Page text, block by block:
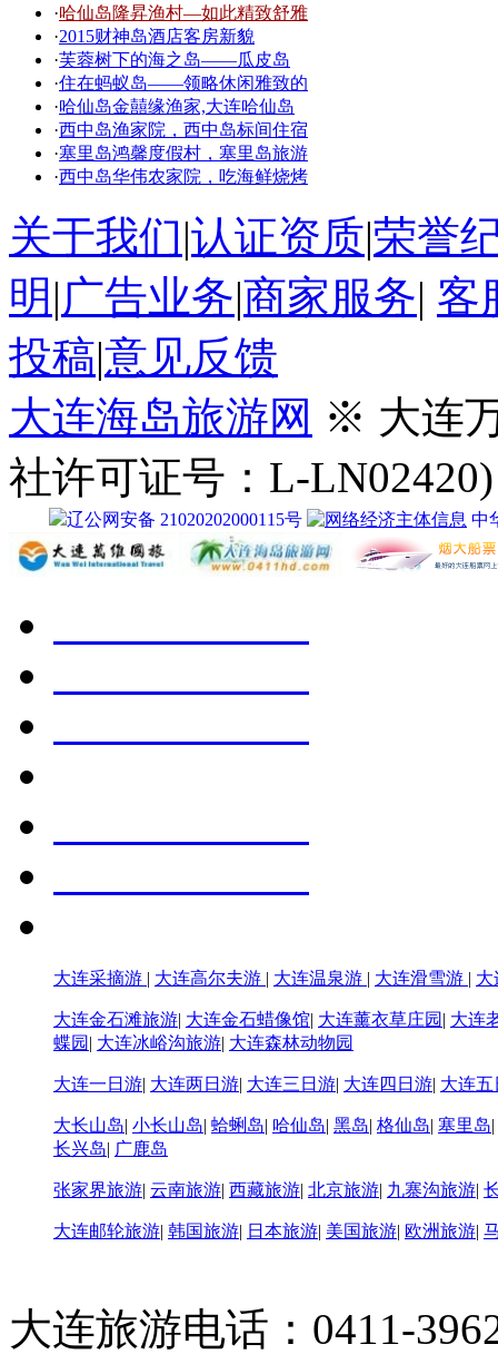
·哈仙岛隆昇渔村—如此精致舒雅
·2015财神岛酒店客房新貌
·芙蓉树下的海之岛——瓜皮岛
·住在蚂蚁岛——领略休闲雅致的
·哈仙岛金囍缘渔家,大连哈仙岛
·西中岛渔家院，西中岛标间住宿
·塞里岛鸿馨度假村，塞里岛旅游
·西中岛华伟农家院，吃海鲜烧烤
关于我们|认证资质|荣誉
明 |广告业务|商家服务| 客
投稿|意见反馈
大连海岛旅游网 ※ 大连
社许可证号：L-LN02420)
辽公网安备 21020202000115号 中
大连采摘游 | 大连高尔夫游 | 大连温泉游 | 大连滑雪游 |
大连金石滩旅游| 大连金石蜡像馆| 大连薰衣草庄园 | 大连
蝶园 | 大连冰峪沟旅游| 大连森林动物园
大连一日游| 大连两日游| 大连三日游| 大连四日游| 大连五
大长山岛| 小长山岛| 蛤蜊岛| 哈仙岛| 黑岛| 格仙岛| 塞里岛|
长兴岛| 广鹿岛
张家界旅游| 云南旅游| 西藏旅游| 北京旅游| 九寨沟旅游|
大连邮轮旅游| 韩国旅游| 日本旅游| 美国旅游| 欧洲旅游|
大连旅游电话：0411-